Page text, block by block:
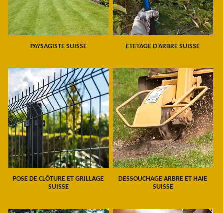
PAYSAGISTE SUISSE ETETAGE D'ARBRE SUISSE
POSE DE CLÔTURE ET GRILLAGE
SUISSE
DESSOUCHAGE ARBRE ET HAIE
SUISSE